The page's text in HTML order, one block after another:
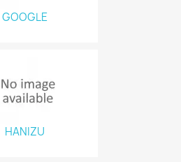
GOOGLE
HANIZU